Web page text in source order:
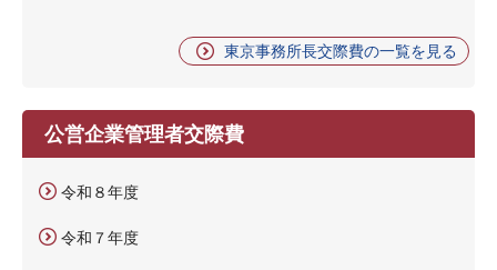
東京事務所長交際費の一覧を見る
公営企業管理者交際費
令和８年度
令和７年度